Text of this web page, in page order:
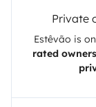
Private
Estêvão is
rated owners